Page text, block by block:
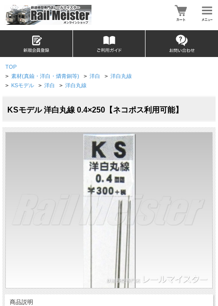
TOP
> 素材(真鍮・洋白・燐青銅等) > 洋白 > 洋白丸線
> KSモデル > 洋白 > 洋白丸線
KSモデル 洋白丸線 0.4×250【ネコポス利用可能】
商品説明